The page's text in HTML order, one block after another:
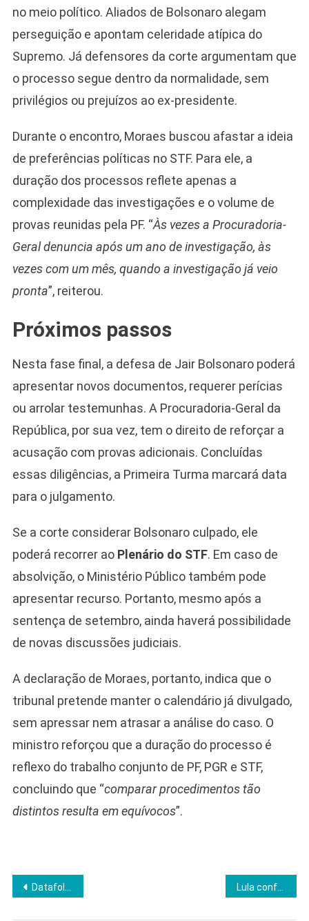
no meio político. Aliados de Bolsonaro alegam
perseguição e apontam celeridade atípica do
Supremo. Já defensores da corte argumentam que
o processo segue dentro da normalidade, sem
privilégios ou prejuízos ao ex-presidente.
Durante o encontro, Moraes buscou afastar a ideia
de preferências políticas no STF. Para ele, a
duração dos processos reflete apenas a
complexidade das investigações e o volume de
provas reunidas pela PF. “Às vezes a Procuradoria-
Geral denuncia após um ano de investigação, às
vezes com um mês, quando a investigação já veio
pronta”, reiterou.
Próximos passos
Nesta fase final, a defesa de Jair Bolsonaro poderá
apresentar novos documentos, requerer perícias
ou arrolar testemunhas. A Procuradoria-Geral da
República, por sua vez, tem o direito de reforçar a
acusação com provas adicionais. Concluídas
essas diligências, a Primeira Turma marcará data
para o julgamento.
Se a corte considerar Bolsonaro culpado, ele
poderá recorrer ao Plenário do STF. Em caso de
absolvição, o Ministério Público também pode
apresentar recurso. Portanto, mesmo após a
sentença de setembro, ainda haverá possibilidade
de novas discussões judiciais.
A declaração de Moraes, portanto, indica que o
tribunal pretende manter o calendário já divulgado,
sem apressar nem atrasar a análise do caso. O
ministro reforçou que a duração do processo é
reflexo do trabalho conjunto de PF, PGR e STF,
concluindo que “comparar procedimentos tão
distintos resulta em equívocos”.
Navegação
de
Datafolha revela país dividido sobre prisão domiciliar de Bolsonaro